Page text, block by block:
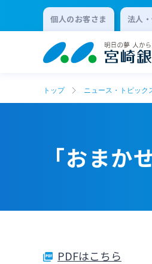
個人のお客さま 法人
トップ ニュース・トピック
「おまか
PDFはこちら